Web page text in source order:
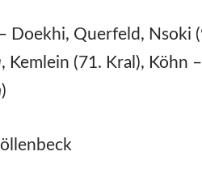
Doekhi, Querfeld, Nsoki
, Kemlein (71. Kral), Köhn
)